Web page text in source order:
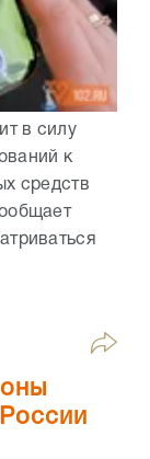
в силу
к
средств